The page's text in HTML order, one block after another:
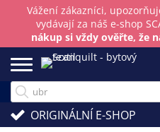
Vážení zákazníci,
vydávají za náš e-shop
nákup si vždy ověřte, že
ORIGINÁLNÍ E-SHOP